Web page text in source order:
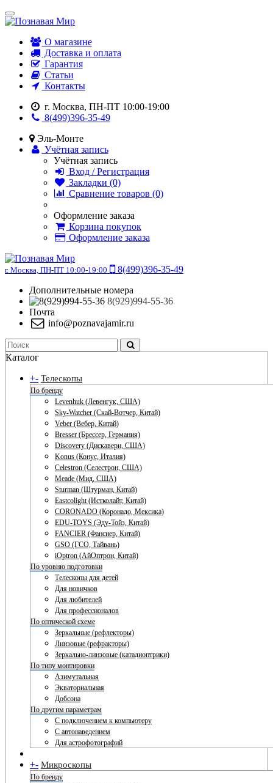
О магазине
Доставка и оплата
Гарантия
Статьи
Контакты
г. Москва, ПН-ПТ 10:00-19:00
8(499)396-35-49
Эль-Монте
Учётная запись
Учётная запись
Вход / Регистрация
Закладки (0)
Сравнение товаров (0)
Оформление заказа
Корзина покупок
Оформление заказа
г. Москва, ПН-ПТ 10:00-19:00
8(499)396-35-49
Дополнительные номера
8(929)994-55-36
Почта
info@poznavajamir.ru
Каталог
+- Телескопы
По бренду
Levenhuk (Левенгук, США)
Sky-Watcher (Скай-Вотчер, Китай)
Veber (Вебер, Китай)
Bresser (Брессер, Германия)
Discovery (Дискавери, США)
Konus (Конус, Италия)
Celestron (Селестрон, США)
Meade (Мид, США)
Sturman (Штурман, Китай)
Eastcolight (Истколайт, Китай)
CORONADO (Коронадо, Мексика)
EDU-TOYS (Эду-Тойз, Китай)
FANCIER (Фансиер, Китай)
GSO (ГСО, Тайвань)
iOptron (АйОптрон, Китай)
По уровню подготовки
Телескопы для детей
Для новичков
Для любителей
Для профессионалов
По оптической схеме
Зеркальные (рефлекторы)
Линзовые (рефракторы)
Зеркально-линзовые (катадиоптрики)
По типу монтировки
Азимутальная
Экваториальная
Добсона
По другим параметрам
С подключением к компьютеру
С автонаведением
Для астрофотографий
+- Микроскопы
По бренду